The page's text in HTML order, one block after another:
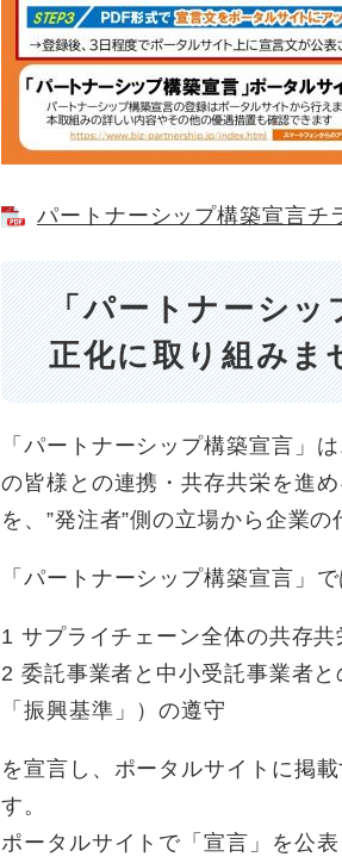
パートナーシップ構築宣言チ
「パートナーシッ
正化に取り組みま
「パートナーシップ構築宣言」
の皆様との連携・共存共栄を進
を、”発注者”側の立場から企業
「パートナーシップ構築宣言」で
1 サプライチェーン全体の共存
2 委託事業者と中小受託事業者
「振興基準」）の遵守
を宣言し、ポータルサイトに掲
す。
ポータルサイトで「宣言」を公